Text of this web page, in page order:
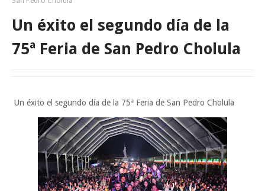
Un éxito el segundo día de la
75ª Feria de San Pedro Cholula
Un éxito el segundo día de la 75ª Feria de San Pedro Cholula